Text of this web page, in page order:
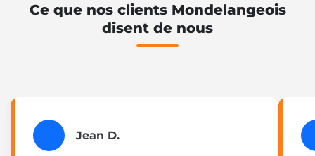
Ce que nos clients Mondelangeois
disent de nous
Jean D.